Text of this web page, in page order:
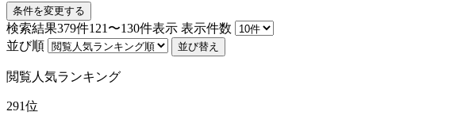
条件を変更する
検索結果379件121〜130件表示 表示件数
並び順
並び替え
閲覧人気ランキング
291位